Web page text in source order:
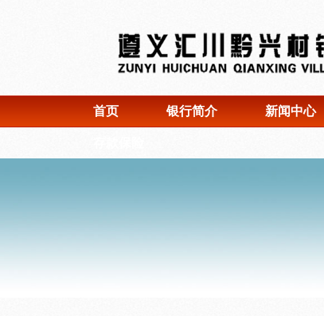
首页 银行简介 新闻中心